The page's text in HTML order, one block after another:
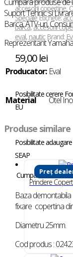
accesorii copertine,
SpecialeEtichete:
barca,accesorii
eval, nautic Brand:
59,00lei
Posibilitate cerere
EU
Posibilitate adaugare
SEAP
Cumpara in rate
Baza demontabila
fixare copertina
Diametru 25mm.
Cod produs :
Suport Tehnic si
Barca, ATV-uri,
Reprezentant
Producator: Eval
Material Otel
Produse similare
Preț
Prindere